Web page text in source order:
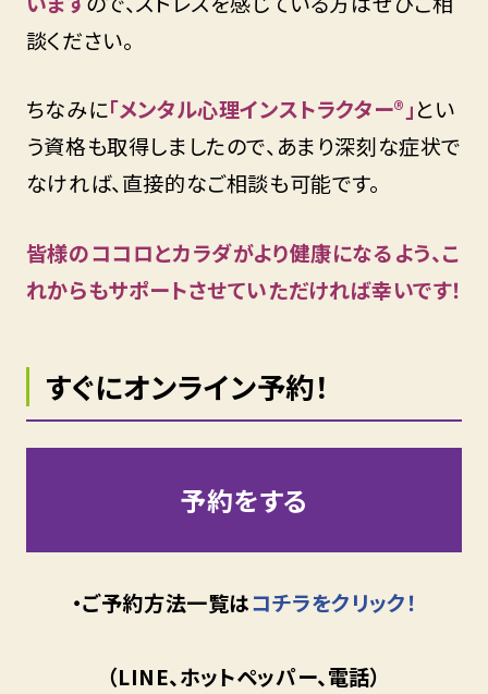
談ください。
ちなみに「メンタル心理インストラクター®」とい
う資格も取得しましたので、あまり深刻な症状で
なければ、直接的なご相談も可能です。
皆様のココロとカラダがより健康になるよう、こ
れからもサポートさせていただければ幸いです！
すぐにオンライン予約！
予約をする
・ご予約方法一覧はコチラをクリック！
（LINE、ホットペッパー、電話）